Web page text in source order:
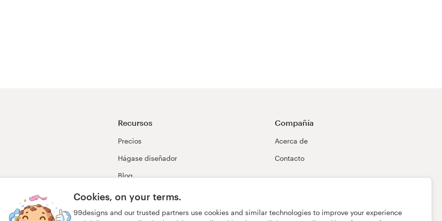
Cookies, on your terms.
99designs and our trusted partners use cookies and similar technologies to improve your experience
Recursos
Precios
Hágase diseñador
Blog
Compañía
Acerca de
Contacto